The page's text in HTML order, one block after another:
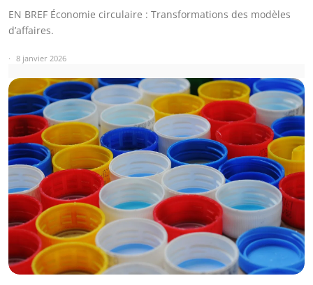
EN BREF Économie circulaire : Transformations des modèles
d’affaires.
8 janvier 2026